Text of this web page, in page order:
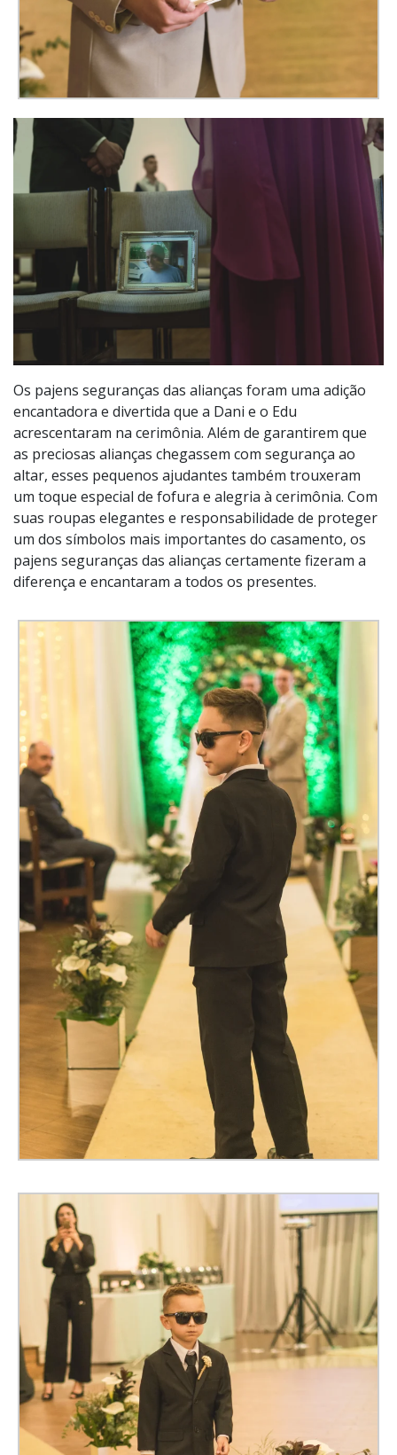
Os pajens seguranças das alianças foram uma adição
encantadora e divertida que a Dani e o Edu
acrescentaram na cerimônia. Além de garantirem que
as preciosas alianças chegassem com segurança ao
altar, esses pequenos ajudantes também trouxeram
um toque especial de fofura e alegria à cerimônia. Com
suas roupas elegantes e responsabilidade de proteger
um dos símbolos mais importantes do casamento, os
pajens seguranças das alianças certamente fizeram a
diferença e encantaram a todos os presentes.